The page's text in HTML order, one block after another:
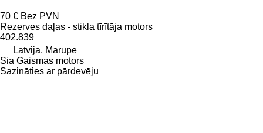
70 € Bez PVN
Rezerves daļas - stikla tīrītāja motors
402.839
Latvija, Mārupe
Sia Gaismas motors
Sazināties ar pārdevēju